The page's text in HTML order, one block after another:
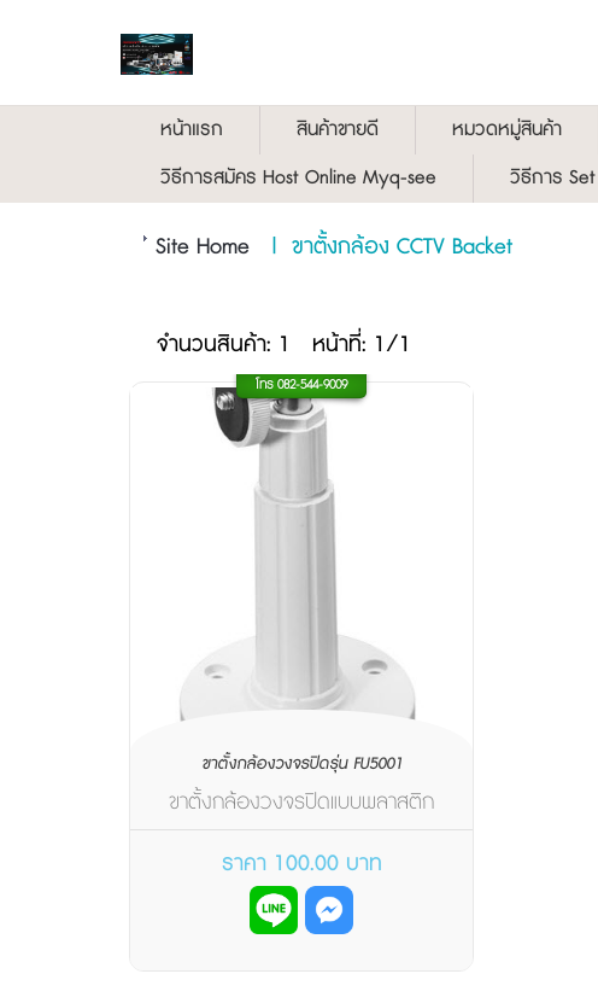
หน้าแรก สินค้าขายดี หมวดหมู่สินค้า
วิธีการสมัคร Host Online Myq-see
วิธีการ Set
Site Home | ขาตั้งกล้อง CCTV Backet
จำนวนสินค้า: 1 หน้าที่: 1/1
โทร 082-544-9009
ขาตั้งกล้องวงจรปิดรุ่น FU5001
ขาตั้งกล้องวงจรปิดแบบพลาสติก
(ขาว)วัสดุทำจาก พลาสติก ABSขนาด 6
นิ้ว สีขาว
ราคา 100.00 บาท